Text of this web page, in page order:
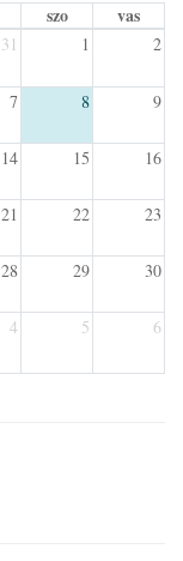
szo vas
31 1 2
7 8 9
14 15 16
21 22 23
28 29 30
4 5 6